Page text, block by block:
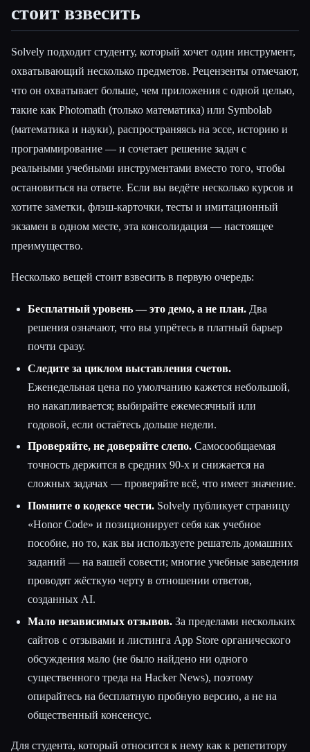
стоит взвесить
Solvely подходит студенту, который хочет один инструмент,
охватывающий несколько предметов. Рецензенты отмечают,
что он охватывает больше, чем приложения с одной целью,
такие как Photomath (только математика) или Symbolab
(математика и науки), распространяясь на эссе, историю и
программирование — и сочетает решение задач с
реальными учебными инструментами вместо того, чтобы
остановиться на ответе. Если вы ведёте несколько курсов и
хотите заметки, флэш-карточки, тесты и имитационный
экзамен в одном месте, эта консолидация — настоящее
преимущество.
Несколько вещей стоит взвесить в первую очередь:
Бесплатный уровень — это демо, а не план. Два
решения означают, что вы упрётесь в платный барьер
почти сразу.
Следите за циклом выставления счетов.
Еженедельная цена по умолчанию кажется небольшой,
но накапливается; выбирайте ежемесячный или
годовой, если остаётесь дольше недели.
Проверяйте, не доверяйте слепо. Самосообщаемая
точность держится в средних 90-х и снижается на
сложных задачах — проверяйте всё, что имеет значение.
Помните о кодексе чести. Solvely публикует страницу
«Honor Code» и позиционирует себя как учебное
пособие, но то, как вы используете решатель домашних
заданий — на вашей совести; многие учебные заведения
проводят жёсткую черту в отношении ответов,
созданных AI.
Мало независимых отзывов. За пределами нескольких
сайтов с отзывами и листинга App Store органического
обсуждения мало (не было найдено ни одного
существенного треда на Hacker News), поэтому
опирайтесь на бесплатную пробную версию, а не на
общественный консенсус.
Для студента, который относится к нему как к репетитору